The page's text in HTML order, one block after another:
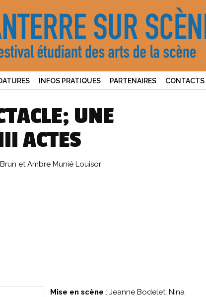
INFOS PRATIQUES PARTENAIRES CONTACTS
UNE
ACTES
et Ambre Munié Louisor
Mise en scène : Jeanne Bodelet, Nina